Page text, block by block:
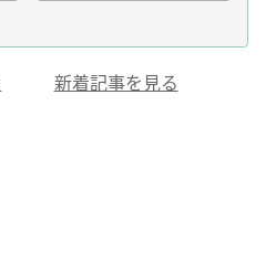
新着記事を見る